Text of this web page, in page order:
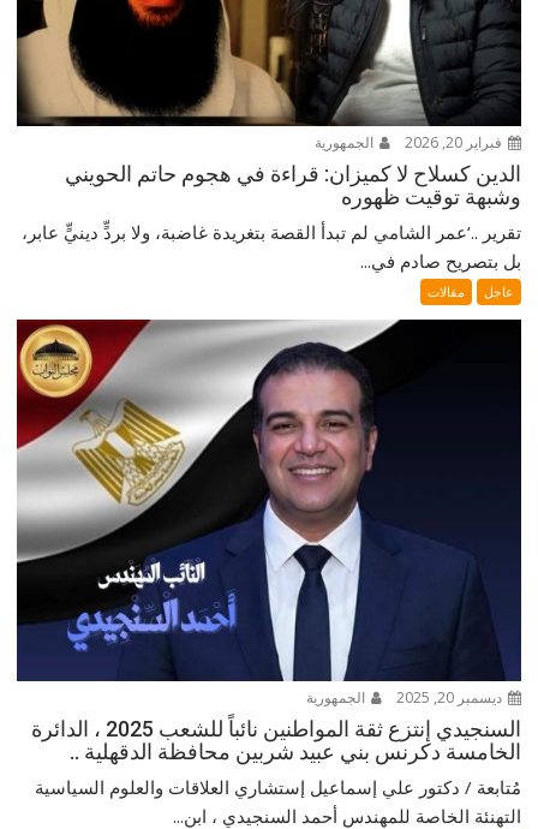
فبراير 20, 2026 الجمهورية
الدين كسلاح لا كميزان: قراءة في هجوم حاتم الحويني
وشبهة توقيت ظهوره
تقرير ..‘عمر الشامي لم تبدأ القصة بتغريدة غاضبة، ولا بردٍّ دينيٍّ عابر،
بل بتصريح صادم في...
عاجل مقالات
ديسمبر 20, 2025 الجمهورية
السنجيدي إنتزع ثقة المواطنين نائباً للشعب 2025 ، الدائرة
الخامسة دكرنس بني عبيد شربين محافظة الدقهلية ..
مُتابعة / دكتور علي إسماعيل إستشاري العلاقات والعلوم السياسية
التهنئة الخاصة للمهندس أحمد السنجيدي ، ابن...